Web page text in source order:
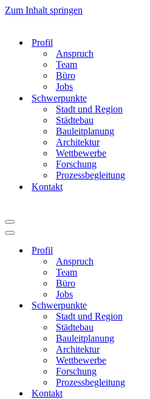
Zum Inhalt springen
Profil
Anspruch
Team
Büro
Jobs
Schwerpunkte
Stadt und Region
Städtebau
Bauleitplanung
Architektur
Wettbewerbe
Forschung
Prozessbegleitung
Kontakt
Navigationsmenü
Navigationsmenü
Profil
Anspruch
Team
Büro
Jobs
Schwerpunkte
Stadt und Region
Städtebau
Bauleitplanung
Architektur
Wettbewerbe
Forschung
Prozessbegleitung
Kontakt